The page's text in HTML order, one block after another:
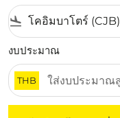
flight_land
งบประมาณ
THB